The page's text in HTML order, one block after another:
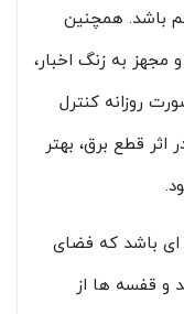
باشد. همچنین
مجهز به زنگ اخبار،
روزانه کنترل
اثر قطع برق، بهتر
ای باشد که فضای
و قفسه ها از